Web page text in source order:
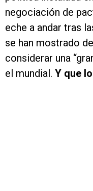
negociación de
eche a andar tras
se han mostrado
considerar una
el mundial. Y que